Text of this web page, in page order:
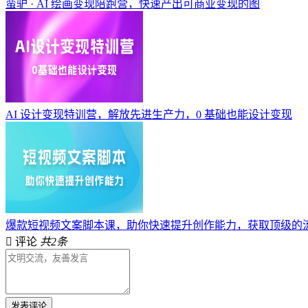
蛮驴 · AI 绘画变现陪跑营，快速产出可商业变现的图
AI 设计变现特训营，解放先进生产力，0 基础也能设计变现
爆款短视频文案脚本课，助你快速提升创作能力，获取顶级的
评论 共2条